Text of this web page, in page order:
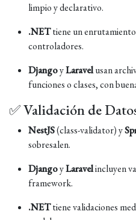
limpio y declarativo.
.NETtiene un
controladores.
DjangoyLaravelusan
funciones o clases, con
✅ Validación de
NestJS(class-validator) y
sobresalen.
DjangoyLaravelincluyen
framework.
.NETtiene validaciones